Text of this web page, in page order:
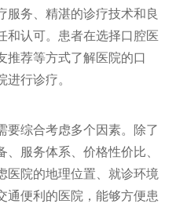
服务、精湛的诊疗技术和良
和认可。患者在选择口腔医
推荐等方式了解医院的口
行诊疗。
要综合考虑多个因素。除了
、服务体系、价格性价比、
医院的地理位置、就诊环境
通便利的医院，能够方便患